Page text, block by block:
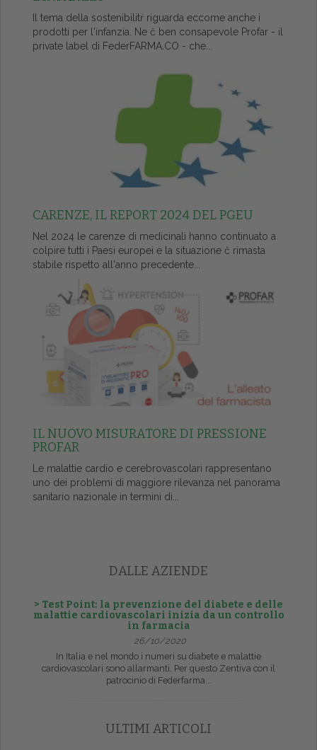
Il tema della sostenibilitŕ riguarda eccome anche i
prodotti per l'infanzia. Ne č ben consapevole Profar - il
private label di FederFARMA.CO - che...
CARENZE, IL REPORT 2024 DEL PGEU
Nel 2024 le carenze di medicinali hanno continuato a
colpire tutti i Paesi europei e la situazione č rimasta
stabile rispetto all'anno precedente...
IL NUOVO MISURATORE DI PRESSIONE
PROFAR
Le malattie cardio e cerebrovascolari rappresentano
uno dei problemi di maggiore rilevanza nel panorama
sanitario nazionale in termini di...
DALLE AZIENDE
> Test Point: la prevenzione del diabete e delle
malattie cardiovascolari inizia da un controllo
in farmacia
26/10/2020
In Italia e nel mondo i numeri su diabete e malattie
cardiovascolari sono allarmanti. Per questo Zentiva con il
patrocinio di Federfarma...
ULTIMI ARTICOLI